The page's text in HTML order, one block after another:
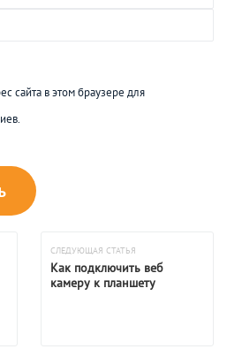
сайта в этом браузере для
СЛЕДУЮЩАЯ СТАТЬЯ
Как подключить веб
камеру к планшету